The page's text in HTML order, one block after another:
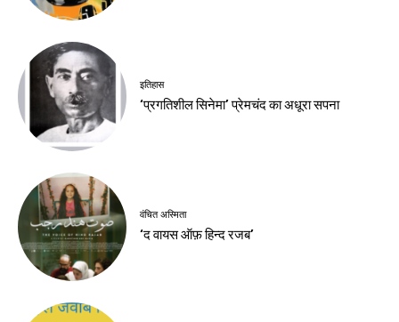
इतिहास
‘प्रगतिशील सिनेमा’ प्रेमचंद का अधूरा सपना
वंचित अस्मिता
‘द वायस ऑफ़ हिन्द रजब’